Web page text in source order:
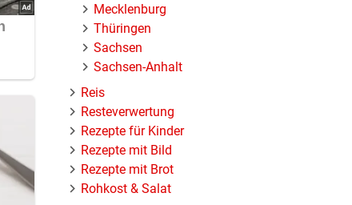
Mecklenburg
Thüringen
Sachsen
Sachsen-Anhalt
Reis
Resteverwertung
Rezepte für Kinder
Rezepte mit Bild
Rezepte mit Brot
Rohkost & Salat